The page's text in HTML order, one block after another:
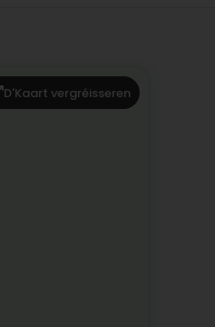
D'Kaart vergréisseren